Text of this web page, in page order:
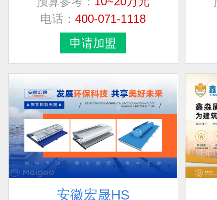
电话：
400-071-1118
申请加盟
安徽宏晟HS